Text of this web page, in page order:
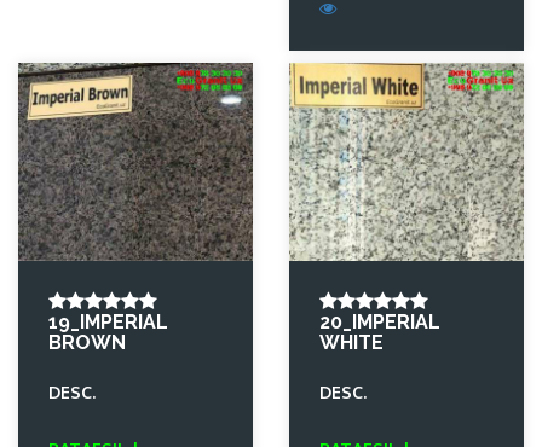
19_IMPERIAL
BROWN
DESC.
20_IMPERIAL
WHITE
DESC.